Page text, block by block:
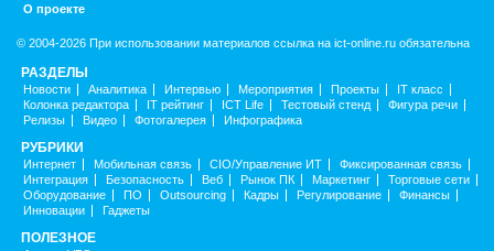
О проекте
© 2004-2026 При использовании материалов ссылка на ict-online.ru обязательна
РАЗДЕЛЫ
Новости Аналитика Интервью Мероприятия Проекты
IT класс
Колонка редактора
IT рейтинг ICT Life Тестовый стенд
Фигура речи
Релизы
Видео Фотогалерея Инфографика
РУБРИКИ
Интернет Мобильная связь CIO/Управление ИТ
Фиксированная связь
Интеграция
Безопасность Веб Рынок ПК Маркетинг
Торговые сети
Оборудование
ПО Outsourcing Кадры Регулирование
Финансы
Инновации
Гаджеты
ПОЛЕЗНОЕ